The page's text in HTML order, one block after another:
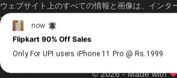
ウェブサイト上のすべての情報と画像は、インタ
す。 このウェブサイトの情報については、所有
せん。 個人や組織に影響を与える場合は、必要に
除します。
© 2026 - Made with